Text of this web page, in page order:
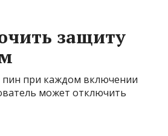
защиту
при каждом включении
может отключить